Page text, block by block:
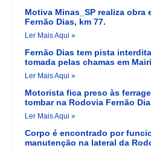
Motiva Minas_SP realiza
Fernão Dias, km 77.
Ler Mais Aqui »
Fernão Dias tem pista
tomada pelas chamas em
Ler Mais Aqui »
Motorista fica preso às
tombar na Rodovia Fernão
Ler Mais Aqui »
Corpo é encontrado por
manutenção na lateral da